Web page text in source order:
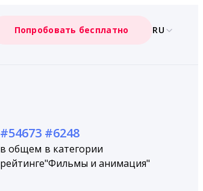
Попробовать бесплатно RU
#54673
в общем
рейтинге
#6248
в категории
"Фильмы и анимация"